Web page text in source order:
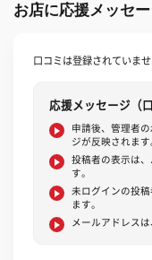
お店に応援メッセー
口コミは登録されていませ
応援メッセージ（
申請後、管理者
ジが反映されます
投稿者の表示は
す。
未ログインの投
ます。
メールアドレス